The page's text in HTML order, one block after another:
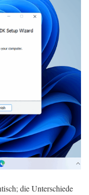
die Unterschiede